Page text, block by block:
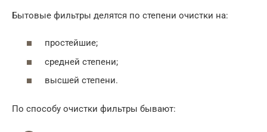
Бытовые фильтры делятся по степени очистки на:
простейшие;
средней степени;
высшей степени.
По способу очистки фильтры бывают: